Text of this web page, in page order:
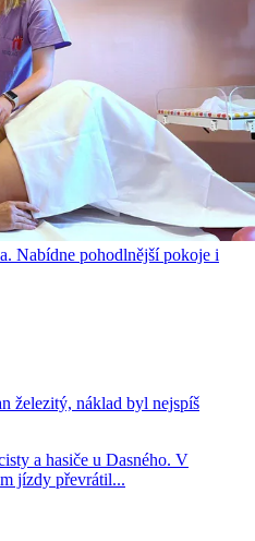
Nabídne pohodlnější pokoje i
železitý, náklad byl nejspíš
a hasiče u Dasného. V
jízdy převrátil...